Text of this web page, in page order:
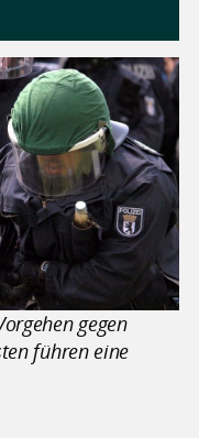
gegen
führen eine